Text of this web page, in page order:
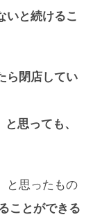
いと続けるこ
ら閉店してい
思っても、
と思ったもの
ことができる